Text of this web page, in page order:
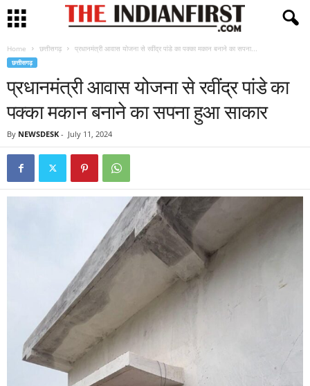
Home छत्तीसगढ़ प्रधानमंत्री आवास योजना से रवींद्र पांडे का पक्का मकान बनाने का सपना...
छत्तीसगढ़
प्रधानमंत्री आवास योजना से रवींद्र पांडे का
पक्का मकान बनाने का सपना हुआ साकार
By NEWSDESK - July 11, 2024